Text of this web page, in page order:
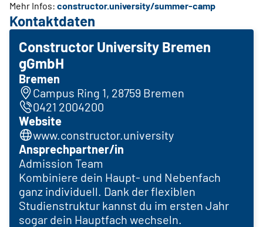
Mehr Infos: constructor.university/summer-camp
Kontaktdaten
Constructor University Bremen
gGmbH
Bremen
Campus Ring 1, 28759 Bremen
0421 2004200
Website
www.constructor.university
Ansprechpartner/in
Admission Team
Kombiniere dein Haupt- und Nebenfach
ganz individuell. Dank der flexiblen
Studienstruktur kannst du im ersten Jahr
sogar dein Hauptfach wechseln.